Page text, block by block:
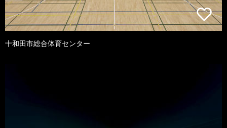
十和田市総合体育センター